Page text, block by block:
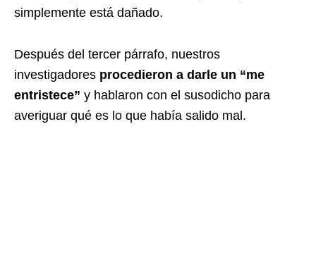
simplemente está dañado.
Después del tercer párrafo, nuestros
investigadores procedieron a darle un “me
entristece” y hablaron con el susodicho para
averiguar qué es lo que había salido mal.